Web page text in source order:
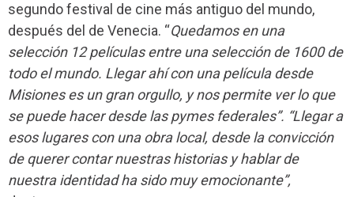
segundo festival de cine más antiguo del mundo,
después del de Venecia. “Quedamos en una
selección 12 películas entre una selección de 1600 de
todo el mundo. Llegar ahí con una película desde
Misiones es un gran orgullo, y nos permite ver lo que
se puede hacer desde las pymes federales”. “Llegar a
esos lugares con una obra local, desde la convicción
de querer contar nuestras historias y hablar de
nuestra identidad ha sido muy emocionante”,